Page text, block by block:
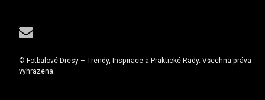
E-mail
© Fotbalové Dresy – Trendy, Inspirace a Praktické Rady. Všechna práva
vyhrazena.